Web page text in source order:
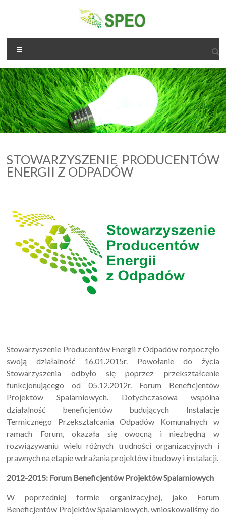
speo.org.pl
speo
STOWARZYSZENIE PRODUCENTÓW
ENERGII Z ODPADÓW
Stowarzyszenie Producentów Energii z Odpadów rozpoczęło
swoją działalność 16.01.2015r. Powołanie do życia
Stowarzyszenia odbyło się poprzez przekształcenie
funkcjonującego od 05.12.2012r. Forum Beneficjentów
Projektów Spalarniowych. Dotychczasowa wspólna
działalność beneficjentów budujących Instalacje
Termicznego Przekształcania Odpadów Komunalnych w
ramach Forum, okazała się owocną i niezbędną w
rozwiązywaniu wielu różnych trudności organizacyjnych i
prawnych na etapie wdrażania projektów i budowy i instalacji.
2012-2015: Forum Beneficjentów Projektów Spalarniowych
W poprzedniej formie organizacyjnej, jako Forum
Beneficjentów Projektów Spalarniowych, wnioskowaliśmy do